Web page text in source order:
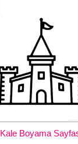
Kale Boyama